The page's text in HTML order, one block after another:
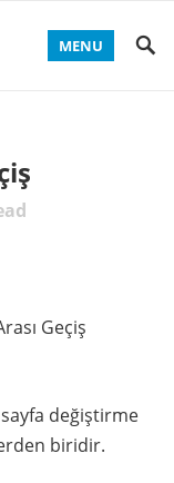
MENU
Geçiş
değiştirme
biridir.